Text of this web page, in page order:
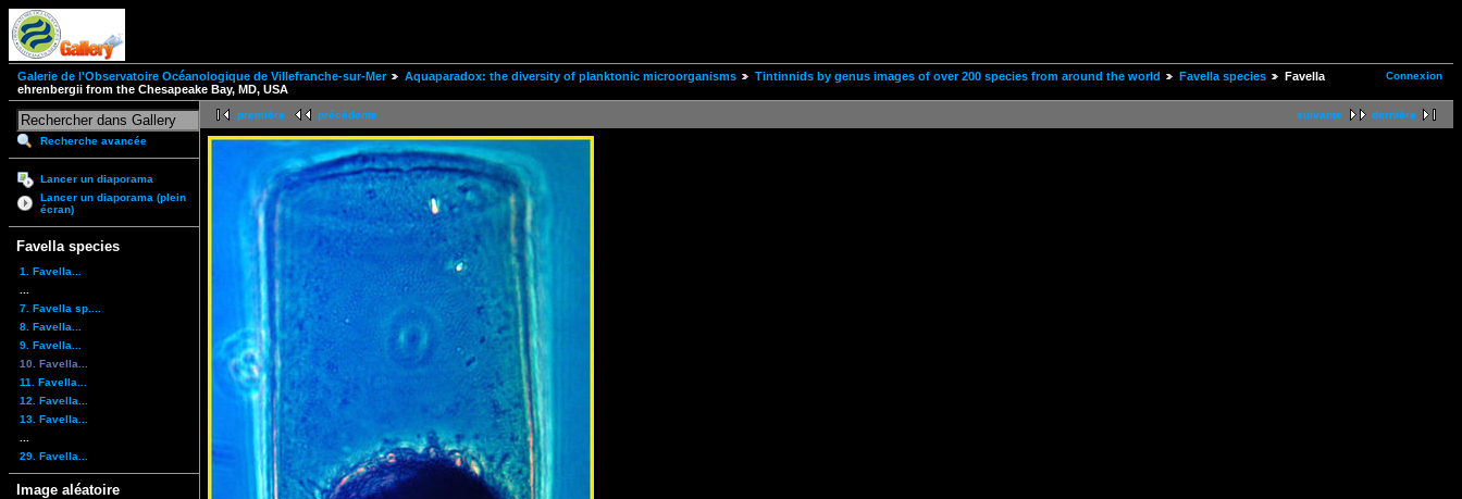
Connexion
Galerie de l'Observatoire Océanologique de Villefranche-sur-Mer Aquaparadox: the diversity of planktonic microorganisms Tintinnids by genus images of over 200 species from around the world Favella species
Favella
ehrenbergii from the Chesapeake Bay, MD, USA
Recherche avancée
Lancer un diaporama
Lancer un diaporama (plein
écran)
Favella species
1. Favella...
7. Favella sp....
8. Favella...
9. Favella...
10. Favella...
11. Favella...
12. Favella...
13. Favella...
29. Favella...
Image aléatoire
suivante dernière
première précédente